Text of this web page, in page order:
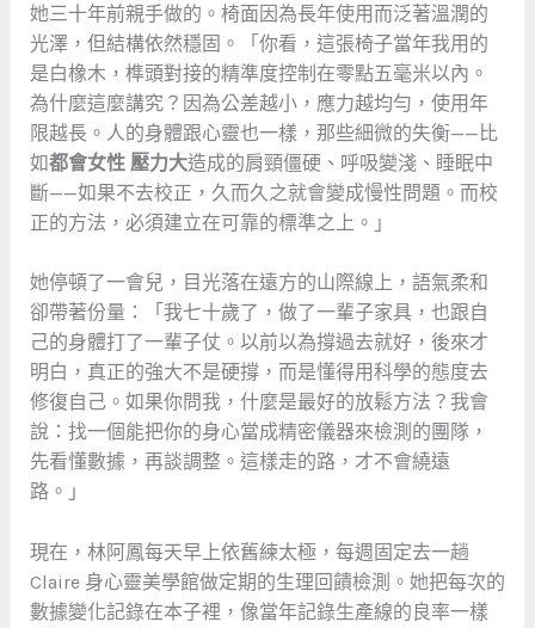
她三十年前親手做的。椅面因為長年使用而泛著溫潤的
光澤，但結構依然穩固。「你看，這張椅子當年我用的
是白橡木，榫頭對接的精準度控制在零點五毫米以內。
為什麼這麼講究？因為公差越小，應力越均勻，使用年
限越長。人的身體跟心靈也一樣，那些細微的失衡——比
如都會女性 壓力大造成的肩頸僵硬、呼吸變淺、睡眠中
斷——如果不去校正，久而久之就會變成慢性問題。而校
正的方法，必須建立在可靠的標準之上。」
她停頓了一會兒，目光落在遠方的山際線上，語氣柔和
卻帶著份量：「我七十歲了，做了一輩子家具，也跟自
己的身體打了一輩子仗。以前以為撐過去就好，後來才
明白，真正的強大不是硬撐，而是懂得用科學的態度去
修復自己。如果你問我，什麼是最好的放鬆方法？我會
說：找一個能把你的身心當成精密儀器來檢測的團隊，
先看懂數據，再談調整。這樣走的路，才不會繞遠
路。」
現在，林阿鳳每天早上依舊練太極，每週固定去一趟
Claire 身心靈美學館做定期的生理回饋檢測。她把每次的
數據變化記錄在本子裡，像當年記錄生產線的良率一樣